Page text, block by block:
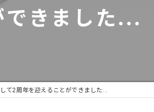
できました...
て2周年を迎えることができました...